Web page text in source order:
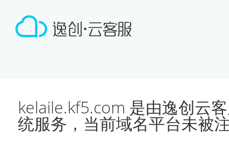
kelaile.kf5.com 是由逸创云
统服务，当前域名平台未被